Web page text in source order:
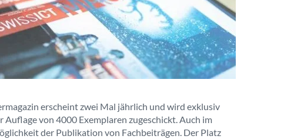
erscheint zwei Mal jährlich und wird exklusiv
von 4000 Exemplaren zugeschickt. Auch im
der Publikation von Fachbeiträgen. Der Platz